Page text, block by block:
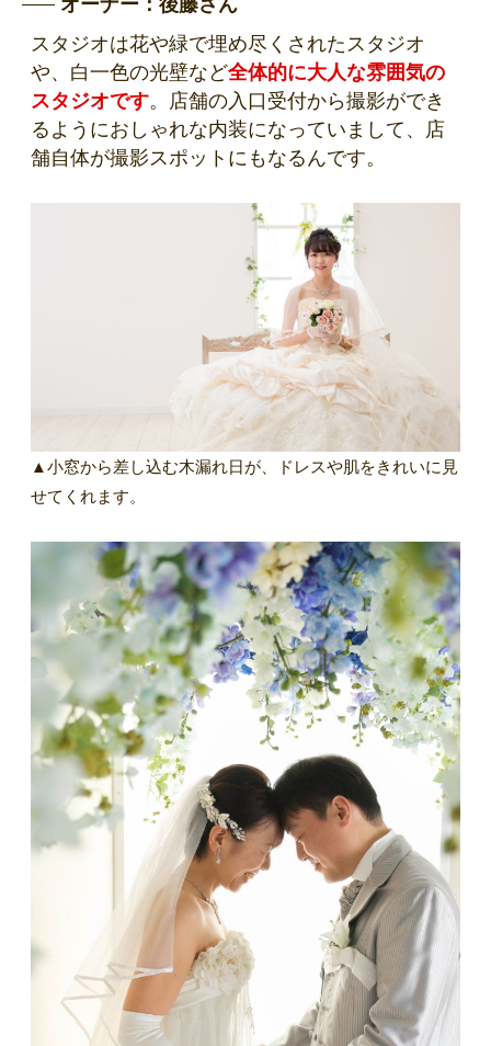
スタジオは花や緑で埋め尽くされたスタジオ
や、白一色の光壁など全体的に大人な雰囲気の
スタジオです。店舗の入口受付から撮影ができ
るようにおしゃれな内装になっていまして、店
舗自体が撮影スポットにもなるんです。
▲小窓から差し込む木漏れ日が、ドレスや肌をきれいに見
せてくれます。